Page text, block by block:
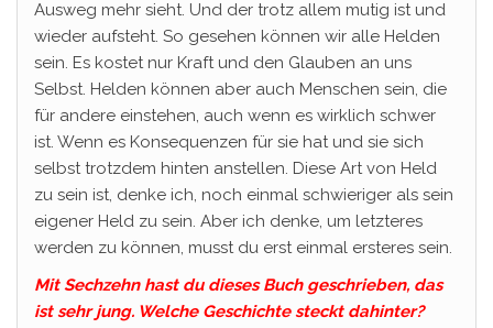
Ausweg mehr sieht. Und der trotz allem mutig ist und
wieder aufsteht. So gesehen können wir alle Helden
sein. Es kostet nur Kraft und den Glauben an uns
Selbst. Helden können aber auch Menschen sein, die
für andere einstehen, auch wenn es wirklich schwer
ist. Wenn es Konsequenzen für sie hat und sie sich
selbst trotzdem hinten anstellen. Diese Art von Held
zu sein ist, denke ich, noch einmal schwieriger als sein
eigener Held zu sein. Aber ich denke, um letzteres
werden zu können, musst du erst einmal ersteres sein.
Mit Sechzehn hast du dieses Buch geschrieben, das
ist sehr jung. Welche Geschichte steckt dahinter?